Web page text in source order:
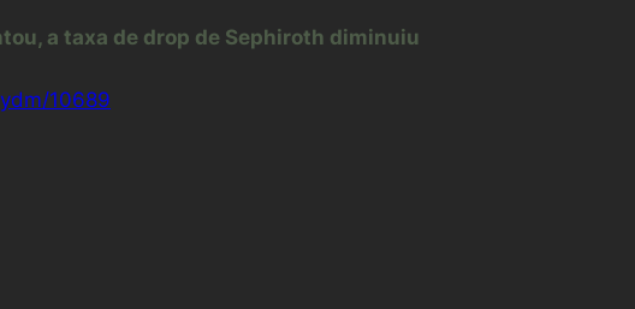
a taxa de drop de Sephiroth diminuiu
10689